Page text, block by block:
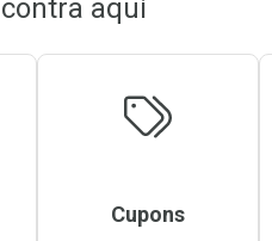
aqui
Cupons